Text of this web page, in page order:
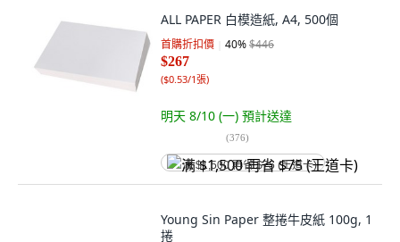
ALL PAPER 白模造紙, A4, 500個
首購折扣價 40%$446
$267
($0.53/1張)
明天 8/10 (一) 預計送達
(376)
满 $1,500 再省 $75 (王道卡)
Young Sin Paper 整捲牛皮紙 100g, 1
捲